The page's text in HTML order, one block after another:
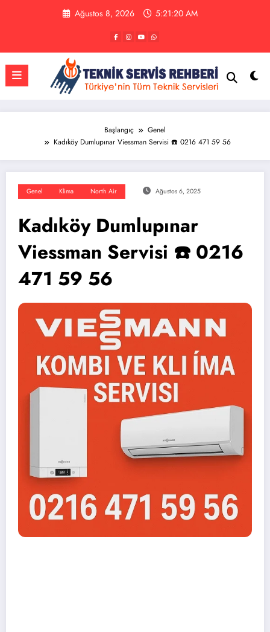
Ağustos 8, 2026 5:21:21 AM
Başlangıç
Genel
Kadıköy Dumlupınar Viessman Servisi ☎️ 0216 471 59 56
Genel Klima North Air Ağustos 6, 2025
Kadıköy Dumlupınar
Viessman Servisi ☎️ 0216
471 59 56